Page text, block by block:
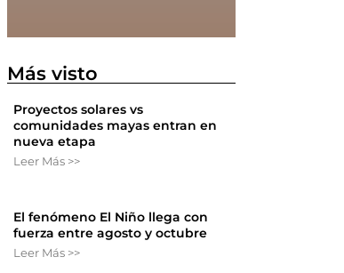
Más visto
Proyectos solares vs
comunidades mayas entran en
nueva etapa
Leer Más >>
El fenómeno El Niño llega con
fuerza entre agosto y octubre
Leer Más >>